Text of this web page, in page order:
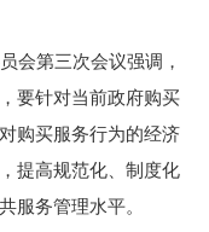
第三次会议强调，
要针对当前政府购买
购买服务行为的经济
提高规范化、制度化
服务管理水平。